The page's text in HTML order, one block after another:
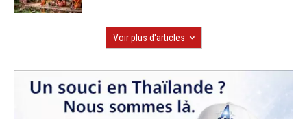
Voir plus d'articles